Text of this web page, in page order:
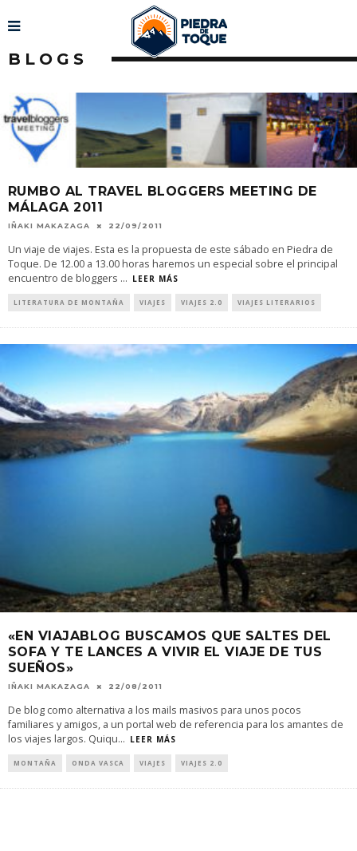
BLOGS
RUMBO AL TRAVEL BLOGGERS MEETING DE
MÁLAGA 2011
IÑAKI MAKAZAGA 22/09/2011
Un viaje de viajes. Esta es la propuesta de este sábado en Piedra de
Toque. De 12.00 a 13.00 horas haremos un especial sobre el principal
encuentro de bloggers ... LEER MÁS
LITERATURA DE MONTAÑA VIAJES VIAJES 2.0 VIAJES LITERARIOS
«EN VIAJABLOG BUSCAMOS QUE SALTES DEL
SOFA Y TE LANCES A VIVIR EL VIAJE DE TUS
SUEÑOS»
IÑAKI MAKAZAGA 22/08/2011
De blog como alternativa a los mails masivos para unos pocos
familiares y amigos, a un portal web de referencia para los amantes de
los viajes largos. Quiqu... LEER MÁS
MONTAÑA ONDA VASCA VIAJES VIAJES 2.0